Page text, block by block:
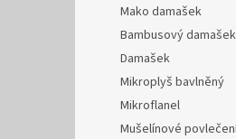
Mako damašek
Bambusový damašek
Damašek
Mikroplyš bavlněný
Mikroflanel
Mušelínové